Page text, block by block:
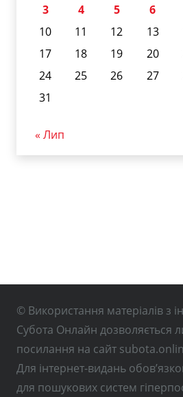
3
4 5 6
10
11 12 13
17
18 19 20
24
25 26 27
31
« Лип
© Використання матеріалів з
Субота Онлайн дозволяється
посилання на сайт
Для інтернет-видань
для пошукових систем